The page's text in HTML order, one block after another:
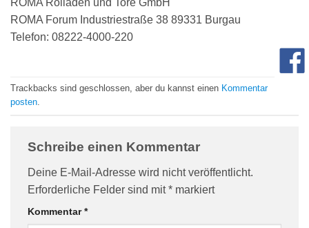
ROMA Rolladen und Tore GmbH
ROMA Forum Industriestraße 38 89331 Burgau
Telefon: 08222-4000-220
Trackbacks sind geschlossen, aber du kannst einen Kommentar
posten.
Schreibe einen Kommentar
Deine E-Mail-Adresse wird nicht veröffentlicht.
Erforderliche Felder sind mit* markiert
Kommentar*